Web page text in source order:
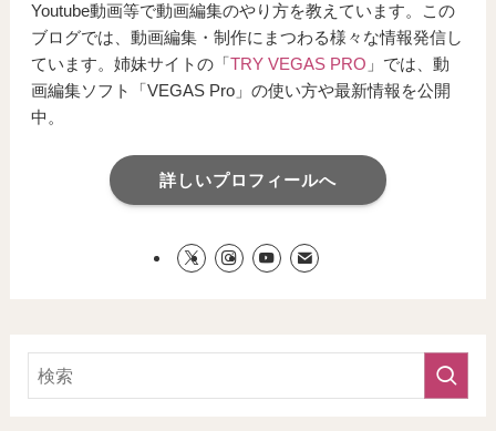
Youtube動画等で動画編集のやり方を教えています。この
ブログでは、動画編集・制作にまつわる様々な情報発信し
ています。姉妹サイトの「TRY VEGAS PRO 」では、動
画編集ソフト「VEGAS Pro」の使い方や最新情報を公開
中。
詳しいプロフィールへ